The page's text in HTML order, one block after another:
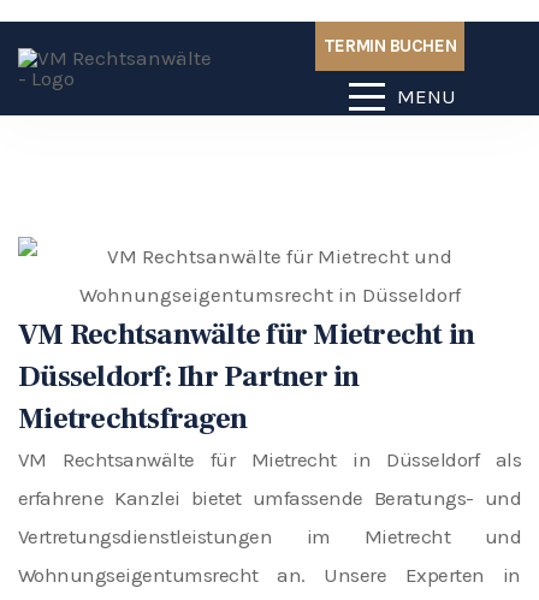
TERMIN BUCHEN
MENU
VM Rechtsanwälte für Mietrecht in
Düsseldorf: Ihr Partner in
Mietrechtsfragen
VM Rechtsanwälte für Mietrechtin Düsseldorf als
erfahrene Kanzlei bietet umfassende Beratungs- und
Vertretungsdienstleistungen im Mietrecht und
Wohnungseigentumsrecht an. Unsere Experten in